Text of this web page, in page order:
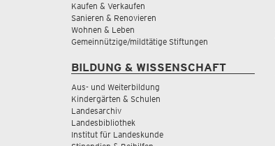
Kaufen & Verkaufen
Sanieren & Renovieren
Wohnen & Leben
Gemeinnützige/mildtätige Stiftungen
BILDUNG & WISSENSCHAFT
Aus- und Weiterbildung
Kindergärten & Schulen
Landesarchiv
Landesbibliothek
Institut für Landeskunde